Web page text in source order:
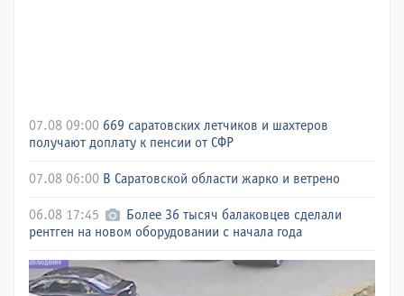
07.08 09:00 669 саратовских летчиков и шахтеров
получают доплату к пенсии от СФР
07.08 06:00 В Саратовской области жарко и ветрено
06.08 17:45
Более 36 тысяч балаковцев сделали
рентген на новом оборудовании с начала года